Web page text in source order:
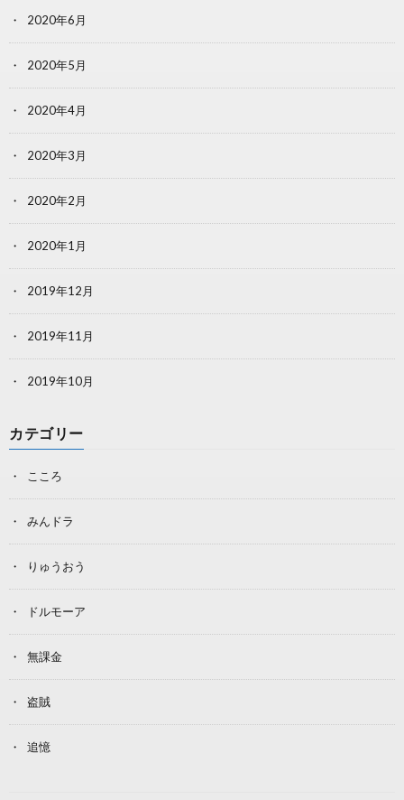
2020年6月
2020年5月
2020年4月
2020年3月
2020年2月
2020年1月
2019年12月
2019年11月
2019年10月
カテゴリー
こころ
みんドラ
りゅうおう
ドルモーア
無課金
盗賊
追憶